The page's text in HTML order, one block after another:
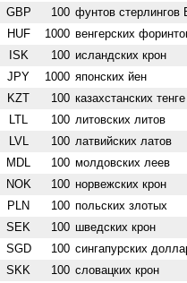
GBP 100 фунтов стерлингов
HUF 1000 венгерских
ISK 100 исландских крон
JPY 1000 японских йен
KZT 100 казахстанских тенге
LTL 100 литовских литов
LVL 100 латвийских латов
MDL 100 молдовских леев
NOK 100 норвежских крон
PLN 100 польских злотых
SEK 100 шведских крон
SGD 100 сингапурских
SKK 100 словацких крон